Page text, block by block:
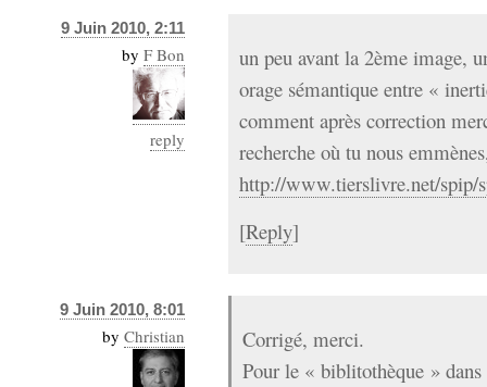
9 Juin 2010, 2:11
by F Bon
reply
un peu avant la 2ème image,
orage sémantique entre «
comment après correction
recherche où tu nous
http://www.tierslivre.net/spip/
[Reply]
9 Juin 2010, 8:01
by Christian
Corrigé, merci.
Pour le « biblitothèque »